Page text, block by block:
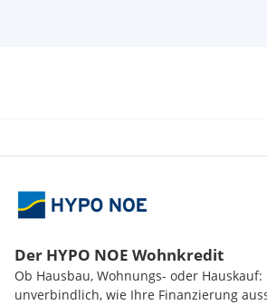
medizinischen Einrichtungen, Banken,
Der HYPO NOE Wohnkredit
Ob Hausbau, Wohnungs- oder Hauskauf:
unverbindlich, wie Ihre Finanzierung